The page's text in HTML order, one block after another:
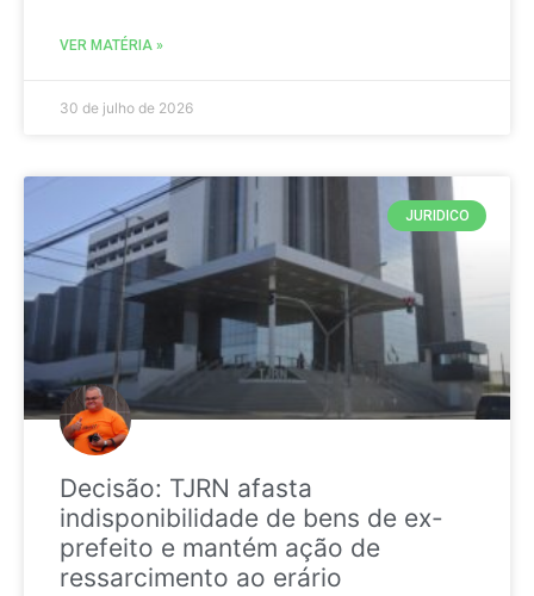
VER MATÉRIA »
30 de julho de 2026
JURIDICO
Decisão: TJRN afasta
indisponibilidade de bens de ex-
prefeito e mantém ação de
ressarcimento ao erário